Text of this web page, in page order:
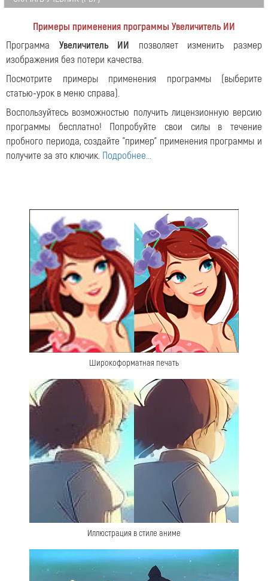
Примеры применения программы Увеличитель ИИ
Программа Увеличитель ИИ позволяет изменить размер
изображения без потери качества.
Посмотрите примеры применения программы (выберите
статью-урок в меню справа).
Воспользуйтесь возможностью получить лицензионную версию
программы бесплатно! Попробуйте свои силы в течение
пробного периода, создайте "пример" применения программы и
получите за это ключик. Подробнее...
Широкоформатная печать
Иллюстрация в стиле аниме